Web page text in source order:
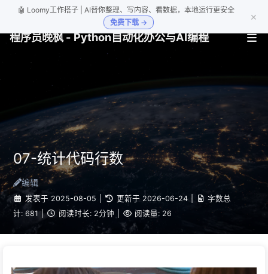
🤖 Loomy工作搭子 | AI替你整理、写内容、看数据，本地运行更安全
免费下载 →
×
程序员晚枫 - Python自动化办公与AI编程
07-统计代码行数
编辑
发表于 2025-08-05 更新于 2026-06-24
字数总
计: 681 | 阅读时长: 2分钟 阅读量: 26